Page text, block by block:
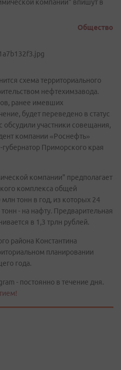
компании" впишут в
Общество
схема территориального
нефтехимзавода.
ранее имевших
будет переведено в статус
участники совещания,
компании «Роснефть»
Приморского края
компании" предполагает
комплекса общей
тонн в год, из которых 24
- на нафту. Предварительная
в 1,3 трлн рублей.
района Константина
планировании
года.
- постоянно в течение дня.